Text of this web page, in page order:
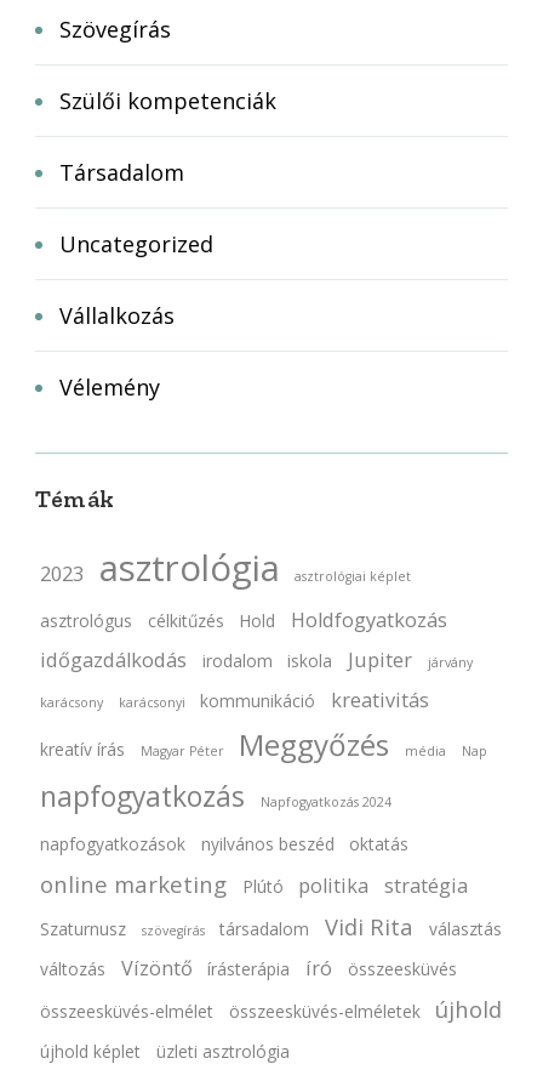
Szövegírás
Szülői kompetenciák
Társadalom
Uncategorized
Vállalkozás
Vélemény
Témák
2023 asztrológia asztrológiai képlet
asztrológus célkitűzés Hold
Holdfogyatkozás
időgazdálkodás
irodalom iskola Jupiter járvány
karácsony karácsonyi kommunikáció kreativitás
kreatív írás Magyar Péter Meggyőzés média Nap
napfogyatkozás Napfogyatkozás 2024
napfogyatkozások nyilvános beszéd oktatás
online marketing Plútó politika stratégia
Szaturnusz szövegírás társadalom Vidi Rita
választás
változás
Vízöntő írásterápia író
összeesküvés
összeesküvés-elmélet
összeesküvés-elméletek újhold
újhold képlet üzleti asztrológia